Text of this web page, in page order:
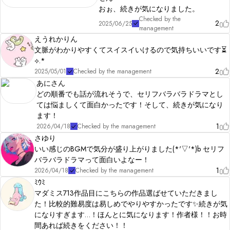
おぉ、続きが気になりました。
2025/06/25
Checked by the
management
2
えうれかりん
文脈がわかりやすくてスイスイいけるので気持ちいいです⏳
⟡.*
2025/05/01 Checked by the management
2
あにさん
どの順番でも話が流れそうで、セリフバラバラドラマとし
ては悩ましくて面白かったです！そして、続きが気になり
ます！
2026/04/18 Checked by the management
1
さゆり
いい感じのBGMで気分が盛り上がりました(*'▽'*)b セリフ
バラバラドラマって面白いよなー！
2026/04/18 Checked by the management
1
ﾐｳﾐ
マダミス713作品目にこちらの作品選ばせていただきまし
た！比較的難易度は易しめでやりやすかったです✨続きが気
になりすぎます…！ほんとに気になります！作者様！！お時
間あれば続きをください！！